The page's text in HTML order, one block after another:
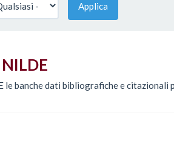
Applica
le banche dati bibliografiche e